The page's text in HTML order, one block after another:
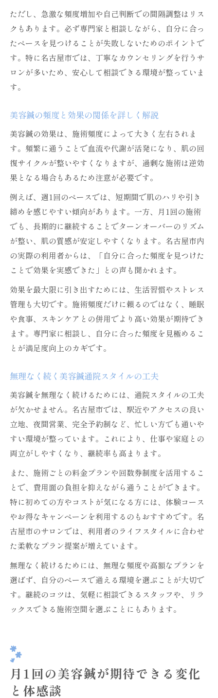
ただし、急激な頻度増加や自己判断での間隔調整はリス
クもあります。必ず専門家と相談しながら、自分に合っ
たペースを見つけることが失敗しないためのポイントで
す。特に名古屋市では、丁寧なカウンセリングを行うサ
ロンが多いため、安心して相談できる環境が整っていま
す。
美容鍼の頻度と効果の関係を詳しく解説
美容鍼の効果は、施術頻度によって大きく左右されま
す。頻繁に通うことで血流や代謝が活発になり、肌の回
復サイクルが整いやすくなりますが、過剰な施術は逆効
果となる場合もあるため注意が必要です。
例えば、週1回のペースでは、短期間で肌のハリや引き
締めを感じやすい傾向があります。一方、月1回の施術
でも、長期的に継続することでターンオーバーのリズム
が整い、肌の質感が安定しやすくなります。名古屋市内
の実際の利用者からは、「自分に合った頻度を見つけた
ことで効果を実感できた」との声も聞かれます。
効果を最大限に引き出すためには、生活習慣やストレス
管理も大切です。施術頻度だけに頼るのではなく、睡眠
や食事、スキンケアとの併用でより高い効果が期待でき
ます。専門家に相談し、自分に合った頻度を見極めるこ
とが満足度向上のカギです。
無理なく続く美容鍼通院スタイルの工夫
美容鍼を無理なく続けるためには、通院スタイルの工夫
が欠かせません。名古屋市では、駅近やアクセスの良い
立地、夜間営業、完全予約制など、忙しい方でも通いや
すい環境が整っています。これにより、仕事や家庭との
両立がしやすくなり、継続率も高まります。
また、施術ごとの料金プランや回数券制度を活用するこ
とで、費用面の負担を抑えながら通うことができます。
特に初めての方やコストが気になる方には、体験コース
やお得なキャンペーンを利用するのもおすすめです。名
古屋市のサロンでは、利用者のライフスタイルに合わせ
た柔軟なプラン提案が増えています。
無理なく続けるためには、無理な頻度や高額なプランを
選ばず、自分のペースで通える環境を選ぶことが大切で
す。継続のコツは、気軽に相談できるスタッフや、リラ
ックスできる施術空間を選ぶことにもあります。
月1回の美容鍼が期待できる変化
と体感談